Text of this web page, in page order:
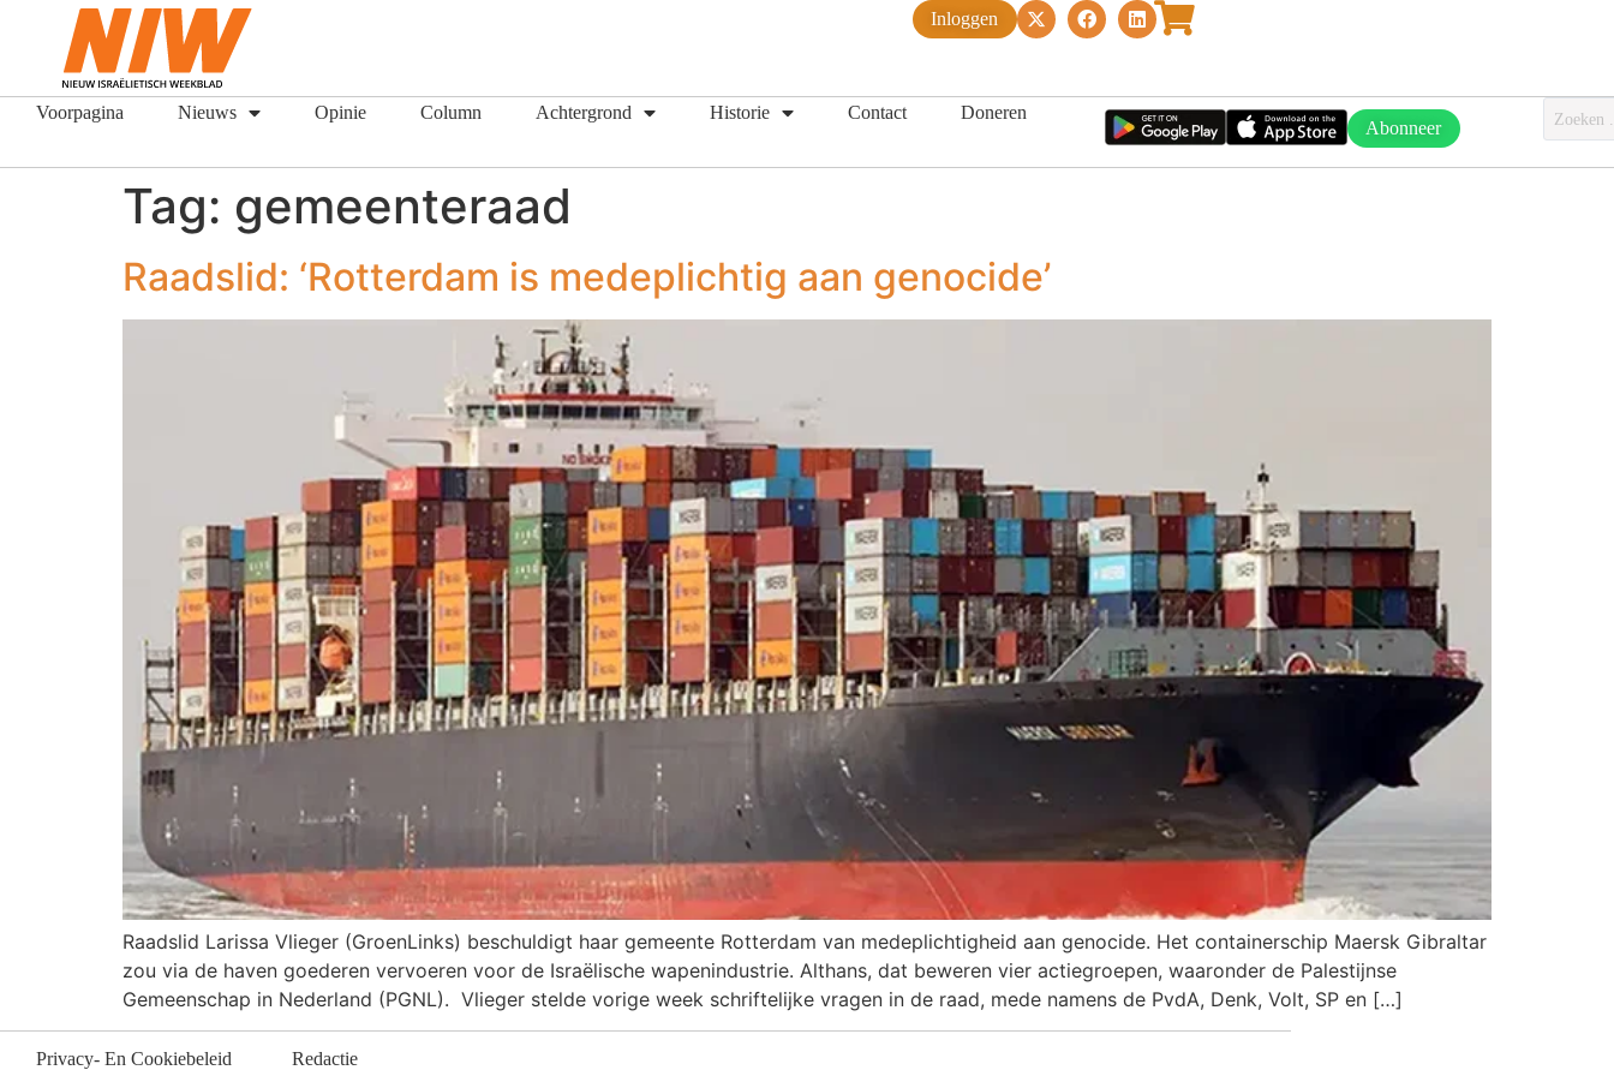
Inloggen
Voorpagina Nieuws Opinie Column Achtergrond Historie Contact Doneren
Abonneer
Tag: gemeenteraad
Raadslid: ‘Rotterdam is medeplichtig aan genocide’
Raadslid Larissa Vlieger (GroenLinks) beschuldigt haar gemeente Rotterdam van medeplichtigheid aan genocide. Het containerschip Maersk Gibraltar
zou via de haven goederen vervoeren voor de Israëlische wapenindustrie. Althans, dat beweren vier actiegroepen, waaronder de Palestijnse
Gemeenschap in Nederland (PGNL). Vlieger stelde vorige week schriftelijke vragen in de raad, mede namens de PvdA, Denk, Volt, SP en […]
Privacy- En Cookiebeleid Redactie